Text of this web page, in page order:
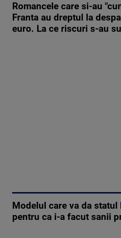
Romancele care si-au
Franta au dreptul la
euro. La ce riscuri s-au
Modelul care va da
pentru ca i-a facut sanii